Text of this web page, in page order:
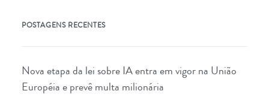
POSTAGENS RECENTES
Nova etapa da lei sobre IA entra em vigor na União
Européia e prevê multa milionária